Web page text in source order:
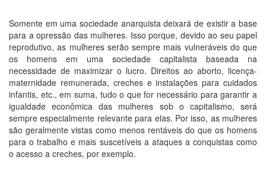
Somente em uma sociedade anarquista deixará de existir a base
para a opressão das mulheres. Isso porque, devido ao seu papel
reprodutivo, as mulheres serão sempre mais vulneráveis do que
os homens em uma sociedade capitalista baseada na
necessidade de maximizar o lucro. Direitos ao aborto, licença-
maternidade remunerada, creches e instalações para cuidados
infantis, etc., em suma, tudo o que for necessário para garantir a
igualdade econômica das mulheres sob o capitalismo, será
sempre especialmente relevante para elas. Por isso, as mulheres
são geralmente vistas como menos rentáveis do que os homens
para o trabalho e mais suscetíveis a ataques a conquistas como
o acesso a creches, por exemplo.